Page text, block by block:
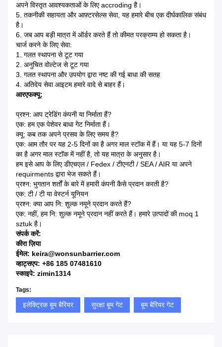
अपने विस्तृत आवश्यकताओं के लिए accroding है।
5. तकनीकी सहायता और आफ़्टरसेल्स सेवा, यह हमारे बीच एक दीर्घकालिक संबंध
है।
6. जब आप बड़ी मात्रा में ऑर्डर करते हैं तो कीमत परक्राम्य हो सकता है।
चार्ज करने के लिए सेवा:
1. गलत स्थापना से टूट गया
2. अनुचित वोल्टेज से टूट गया
3. गलत स्थापना और उपयोग द्वारा नष्ट की गई बाधा की सतह
4. अतिदेय सेवा आइटम हमारे वादे से बाहर हैं।
आरएफक्यू:
प्रश्न: आप ट्रेडिंग कंपनी या निर्माता हैं?
एक: हम एक पेशेवर बाधा गेट निर्माता हैं।
क्यू: कब तक अपने प्रसव के लिए समय है?
एक: आम तौर पर यह 2-5 दिनों का है अगर माल स्टॉक में हैं। या यह 5-7 दिनों
का है अगर माल स्टॉक में नहीं है, तो यह मात्रा के अनुसार है।
हम इसे आप के लिए डीएचएल / Fedex / टीएनटी / SEA / AIR या अपने
requirments द्वारा भेज सकते हैं।
प्रश्न: भुगतान शर्तों के बारे में हमारी कंपनी कैसे प्रदान करती है?
एक: टी / टी या वेस्टर्न यूनियन
प्रश्न: क्या आप नि: शुल्क नमूने प्रदान करते हैं?
एक: नहीं, हम नि: शुल्क नमूने प्रदान नहीं करते हैं। हमारे उत्पादों की moq 1
sztuk है।
संपर्क करें:
कीरा ज़िया
ईमेल: keira@wonsunbarrier.com
व्हाट्सएप: +86 185 07481610
स्काइपे: zimin1314
Tags:
इलेक्ट्रिक बूम बैरियर सुरक्षा बूम गेट बूम बैरियर गेट